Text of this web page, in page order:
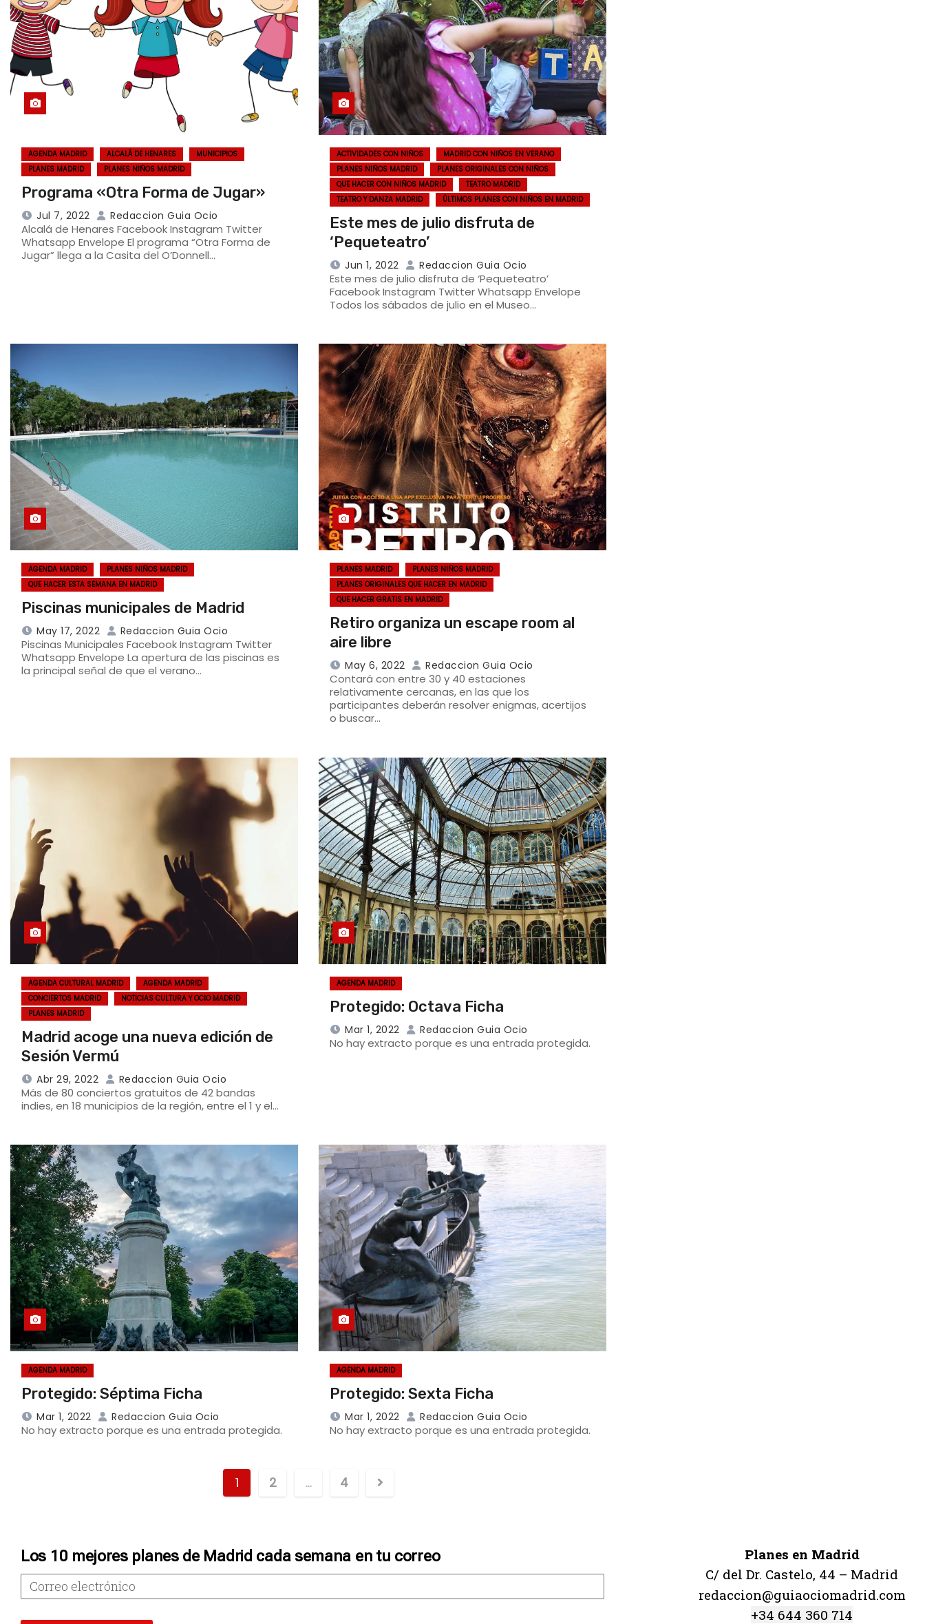
AGENDA MADRID ALCALÁ DE HENARES
MUNICIPIOS
PLANES MADRID
PLANES NIÑOS MADRID
Programa «Otra Forma de Jugar»
Jul 7, 2022 Redaccion Guia Ocio
Alcalá de Henares Facebook Instagram Twitter
Whatsapp Envelope El programa “Otra Forma de
Jugar” llega a la Casita del O’Donnell…
ACTIVIDADES CON NIÑOS
MADRID CON NIÑOS EN VERANO
PLANES NIÑOS MADRID
PLANES ORIGINALES CON NIÑOS
QUE HACER CON NIÑOS MADRID
TEATRO MADRID
TEATRO Y DANZA MADRID
ÚLTIMOS PLANES CON NIÑOS EN MADRID
Este mes de julio disfruta de
‘Pequeteatro’
Jun 1, 2022 Redaccion Guia Ocio
Este mes de julio disfruta de ‘Pequeteatro’
Facebook Instagram Twitter Whatsapp Envelope
Todos los sábados de julio en el Museo…
AGENDA MADRID
PLANES NIÑOS MADRID
QUE HACER ESTA SEMANA EN MADRID
Piscinas municipales de Madrid
May 17, 2022 Redaccion Guia Ocio
Piscinas Municipales Facebook Instagram Twitter
Whatsapp Envelope La apertura de las piscinas es
la principal señal de que el verano…
PLANES MADRID
PLANES NIÑOS MADRID
PLANES ORIGINALES QUE HACER EN MADRID
QUE HACER GRATIS EN MADRID
Retiro organiza un escape room al
aire libre
May 6, 2022 Redaccion Guia Ocio
Contará con entre 30 y 40 estaciones
relativamente cercanas, en las que los
participantes deberán resolver enigmas, acertijos
o buscar…
AGENDA CULTURAL MADRID
AGENDA MADRID
CONCIERTOS MADRID
NOTICIAS CULTURA Y OCIO MADRID
PLANES MADRID
Madrid acoge una nueva edición de
Sesión Vermú
Abr 29, 2022 Redaccion Guia Ocio
Más de 80 conciertos gratuitos de 42 bandas
indies, en 18 municipios de la región, entre el 1 y el…
AGENDA MADRID
Protegido: Octava Ficha
Mar 1, 2022 Redaccion Guia Ocio
No hay extracto porque es una entrada protegida.
AGENDA MADRID
Protegido: Séptima Ficha
Mar 1, 2022 Redaccion Guia Ocio
No hay extracto porque es una entrada protegida.
AGENDA MADRID
Protegido: Sexta Ficha
Mar 1, 2022 Redaccion Guia Ocio
No hay extracto porque es una entrada protegida.
1 2 … 4
Los 10 mejores planes de Madrid cada semana en tu correo
Planes en Madrid
C/ del Dr. Castelo, 44 – Madrid
redaccion@guiaociomadrid.com
+34 644 360 714